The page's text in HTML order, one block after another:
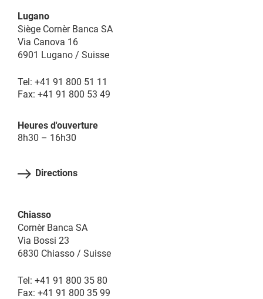
Lugano
Siège Cornèr Banca SA
Via Canova 16
6901 Lugano / Suisse
Tel: +41 91 800 51 11
Fax: +41 91 800 53 49
Heures d'ouverture
8h30 – 16h30
Directions
Chiasso
Cornèr Banca SA
Via Bossi 23
6830 Chiasso / Suisse
Tel: +41 91 800 35 80
Fax: +41 91 800 35 99